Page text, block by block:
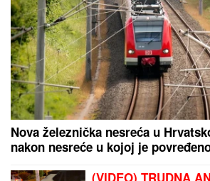
"IZMEĐU JELENE I
NIŠTA NIJE BILO"
Rale se oglasio
pretila Slobinoj
između prijatelja i
najviše na svetu!"